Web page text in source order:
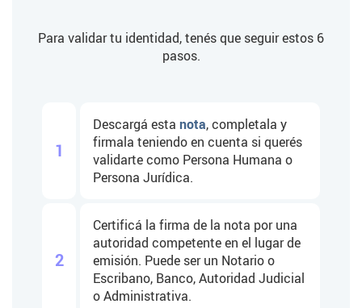
Para validar tu identidad, tenés que seguir estos 6
pasos.
1
Descargá esta nota, completala y
firmala teniendo en cuenta si querés
validarte como Persona Humana o
Persona Jurídica.
2
Certificá la firma de la nota por una
autoridad competente en el lugar de
emisión. Puede ser un Notario o
Escribano, Banco, Autoridad Judicial
o Administrativa.